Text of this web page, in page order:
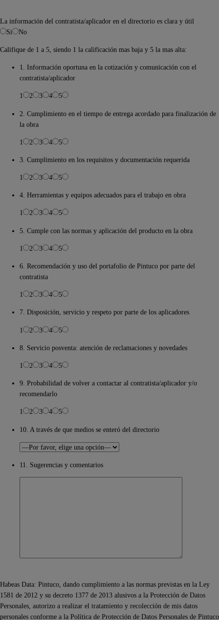
La información del contratista/aplicador en el directorio es clara y útil
Si
No
Califique de 1 a 5, siendo 1 la calificación mas baja y 5 la mas alta:
1. Información oportuna en la cotización y comunicación con el
contratista/aplicador
1 2 3 4 5
2. Cumplimiento en el tiempo de entrega acordado para finalización de
la obra
1 2 3 4 5
3. Cumplimiento en los requisitos y documentación requerida
1 2 3 4 5
4. Herramientas y equipos adecuados para el trabajo en obra
1 2 3 4 5
5. Cumple con las normas y aplicación del producto en la obra
1 2 3 4 5
6. Recomendación y uso del portafolio de Pintuco por parte del
contratista
1 2 3 4 5
7. Disposición, servicio y respeto por parte de los aplicadores
1 2 3 4 5
8. Servicio posventa: atención de reclamaciones y novedades
1 2 3 4 5
9. Probabilidad de volver a contactar al contratista/aplicador y/o
recomendarlo
1 2 3 4 5
10. A través de que medios se enteró del directorio
11. Sugerencias y comentarios
Habeas Data: Pintuco, dando cumplimiento a las normas previstas en la Ley
1581 de 2012 y su decreto 1377 de 2013 alusivos a la Protección de Datos
Personales, autorizo a realizar el tratamiento y recolección de mis datos
personales conforme a la Política de Protección de Datos Personales de Pintuco